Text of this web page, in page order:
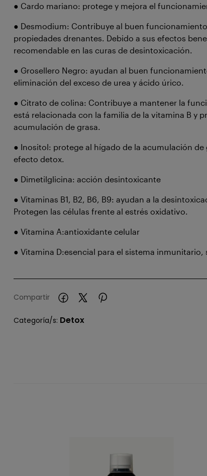
Compartir
● Cardo mariano: protege y mejora el
● Desmodium: Contribuye al buen
propiedades drenantes. Debido a sus efectos
recomendable en las curas de desintoxicación.
● Grosellero Negro: ayudan al buen
eliminación del exceso de urea y ácido úrico.
● Citrato de colina: Contribuye a mantener la
está relacionada con la familia de la vitamina B y
acumulación de grasa.
● Inositol: protege al hígado de la acumulación
efecto detox.
● Dimetilglicina: acción desintoxicante
● Vitaminas B1, B2, B6, B9: ayudan a la
Protegen las células frente al estrés oxidativo.
● Vitamina A:antioxidante celular
● Vitamina D:esencial para el sistema inmunitario,
Categoría/s: Detox